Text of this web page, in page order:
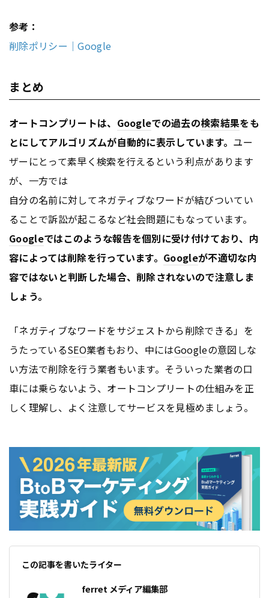
参考：
削除ポリシー｜Google
まとめ
オートコンプリートは、 Googleでの過去の検索結果をも
とにしてアルゴリズムが自動的に表示しています。 ユー
ザーにとって素早く検索を行えるという利点があります
が、一方では
自分の名前に対してネガティブなワードが結びついてい
ることで訴訟が起こるなど社会問題にもなっています。
Googleではこのような報告を個別に受け付けており、内
容によっては削除を行っています。 Googleが不適切な内
容ではないと判断した場合、削除されないので注意しま
しょう。
「ネガティブなワードをサジェストから削除できる」を
うたっているSEO業者もおり、中にはGoogleの意図しな
い方法で削除を行う業者もいます。そういった業者の口
車には乗らないよう、オートコンプリートの仕組みを正
しく理解し、よく注意してサービスを見極めましょう。
この記事を書いたライター
ferret メディア編集部